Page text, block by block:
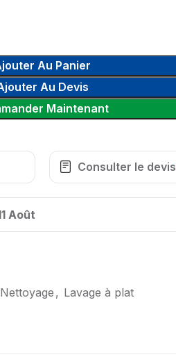
Au Panier
Au Devis
Maintenant
Consulter le devis
Août
, Lavage à plat